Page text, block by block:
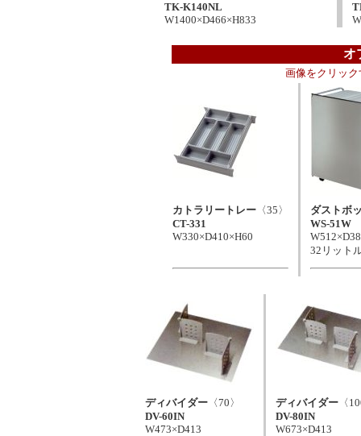
TK-K140NL
W1400×D466×H833
オ
画像をクリッ
カトラリートレー 〈35〉
CT-331
W330×D410×H60
ダストボ
WS-51W
32リット
ディバイダー 〈70〉
DV-60IN
W473×D413
ディバイダー 〈
DV-80IN
W673×D413